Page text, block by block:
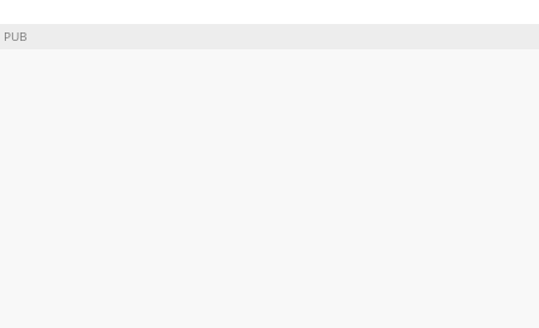
PUB